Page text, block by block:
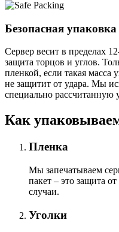
Безопасная упаковка
Сервер весит в пределах
защита торцов и углов.
пленкой, если такая масса
не защитит от удара. Мы
специально расcчитанную
Как
Пленка
Мы запечатываем
пакет – это защита
случаи.
Уголки